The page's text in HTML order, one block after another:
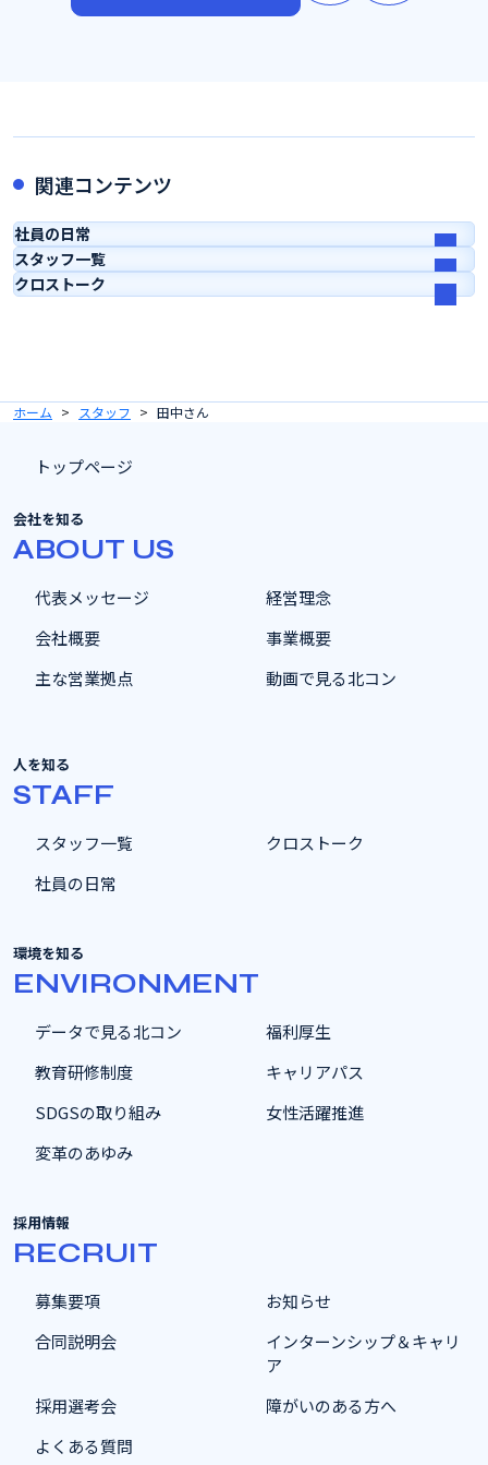
関連コンテンツ
社員の日常
スタッフ一覧
クロストーク
ホーム スタッフ 田中さん
トップページ
会社を知る
ABOUT US
代表メッセージ
経営理念
会社概要
事業概要
主な営業拠点
動画で見る北コン
人を知る
STAFF
スタッフ一覧
クロストーク
社員の日常
環境を知る
ENVIRONMENT
データで見る北コン
福利厚生
教育研修制度
キャリアパス
SDGSの取り組み
女性活躍推進
変革のあゆみ
採用情報
RECRUIT
募集要項
お知らせ
合同説明会
インターンシップ＆キャリ
ア
採用選考会
障がいのある方へ
よくある質問